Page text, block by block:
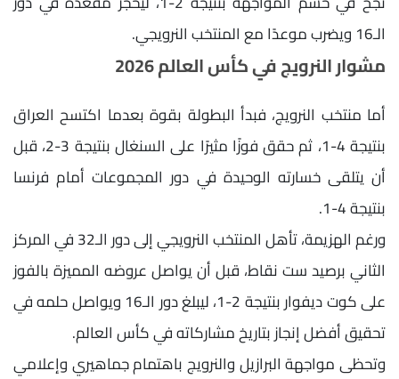
الـ16 ويضرب موعدًا مع المنتخب النرويجي.
مشوار النرويج في كأس العالم 2026
أما منتخب النرويج، فبدأ البطولة بقوة بعدما اكتسح العراق
بنتيجة 4-1، ثم حقق فوزًا مثيرًا على السنغال بنتيجة 3-2، قبل
أن يتلقى خسارته الوحيدة في دور المجموعات أمام فرنسا
بنتيجة 4-1.
ورغم الهزيمة، تأهل المنتخب النرويجي إلى دور الـ32 في المركز
الثاني برصيد ست نقاط، قبل أن يواصل عروضه المميزة بالفوز
على كوت ديفوار بنتيجة 2-1، ليبلغ دور الـ16 ويواصل حلمه في
تحقيق أفضل إنجاز بتاريخ مشاركاته في كأس العالم.
وتحظى مواجهة البرازيل والنرويج باهتمام جماهيري وإعلامي